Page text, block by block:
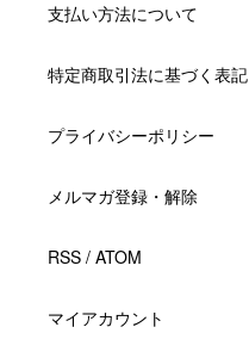
支払い方法について
特定商取引法に基づく表記
プライバシーポリシー
メルマガ登録・解除
RSS / ATOM
マイアカウント